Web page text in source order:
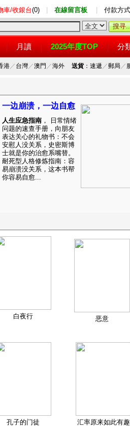
車/收銀台(0) 在線留言板 付款方式
月讀 2025年度TOP 分
港／ 台灣／澳門 ／海外 送貨：速遞 ／郵局 ／
一边崩溃，一边自愈
人生应急指南 ， 日常情绪
问题的速查手册，向朋友
表达关心的礼物书：不会
安慰人没关系，史密斯博
士就是你的治愈系嘴替。
耐死型人格修炼指南：容
易崩溃没关系，这本书帮
你容易自愈...
白夜行 恶意
孔子的门徒 汇率原来如此有趣